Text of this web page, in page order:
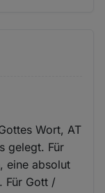
Wort, AT
gelegt. Für
eine absolut
Für Gott /